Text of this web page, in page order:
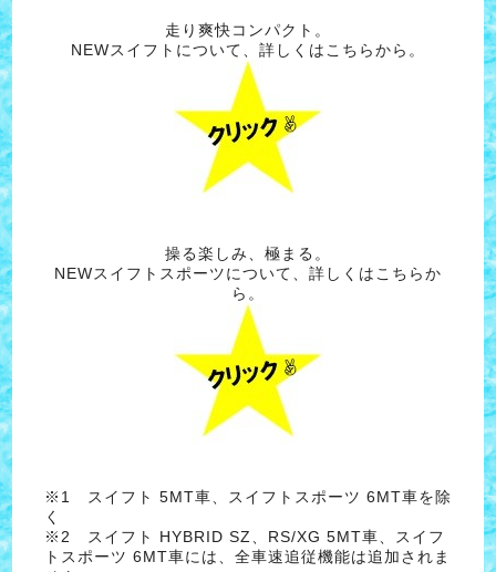
走り爽快コンパクト。
NEWスイフトについて、詳しくはこちらから。
操る楽しみ、極まる。
NEWスイフトスポーツについて、詳しくはこちらか
ら。
※1 スイフト 5MT車、スイフトスポーツ 6MT車を除
く
※2 スイフト HYBRID SZ、RS/XG 5MT車、スイフ
トスポーツ 6MT車には、全車速追従機能は追加されま